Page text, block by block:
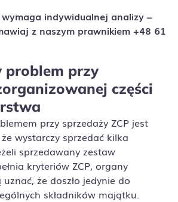
indywidualnej analizy –
z naszym prawnikiem +48 61
problem przy
części
przy sprzedaży ZCP jest
że wystarczy sprzedać kilka
sprzedawany zestaw
kryteriów ZCP, organy
że doszło jedynie do
składników majątku.